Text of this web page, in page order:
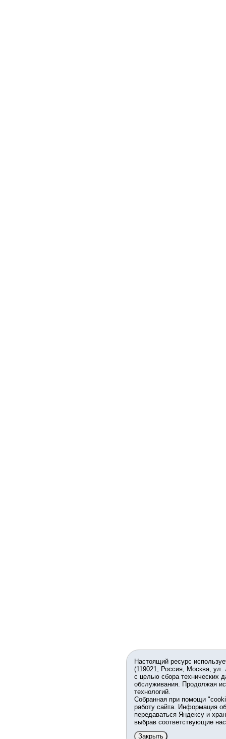
Настоящий ресурс
(119021, Россия, Москва,
с целью сбора технических
обслуживания. Продолжая
технологий.
Собранная при помощи
работу сайта. Информация
передаваться Яндексу и
выбрав соответствующие
Закрыть